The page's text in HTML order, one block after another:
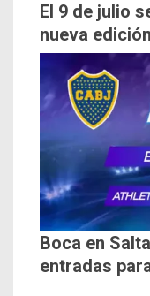
El 9 de julio
nueva
Boca en
entradas